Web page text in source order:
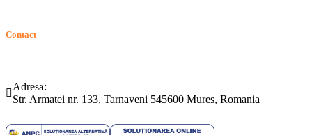
Contact
Adresa:
Str. Armatei nr. 133, Tarnaveni 545600 Mures, Romania